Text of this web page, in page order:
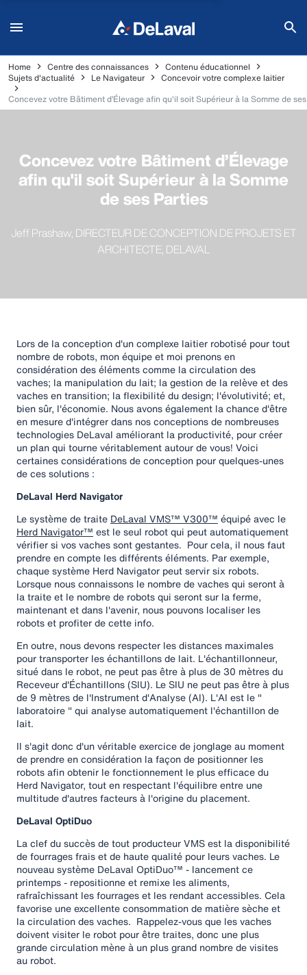
Home Centre des connaissances
Contenu éducationnel
Sujets d'actualité
Le Navigateur
Concevoir votre complexe laitier
Concevez votre Bâtiment d’Élevage afin qu'il soit Supérieur à la Somme de
Concevez votre Bâtiment d’Élevage
afin qu'il soit Supérieur à la Somme
de ses Parties
Jeff Prashaw, DIRECTEUR DE CONCEPTION DE PROJETS ET
ARCHITECTE, DELAVAL
Lors de la conception d'un complexe laitier robotisé pour tout
nombre de robots, mon équipe et moi prenons en
considération des éléments comme la circulation des
vaches; la manipulation du lait; la gestion de la relève et des
vaches en transition; la flexibilité du design; l'évolutivité; et,
bien sûr, l'économie. Nous avons également la chance d'être
en mesure d'intégrer dans nos conceptions de nombreuses
technologies DeLaval améliorant la productivité, pour créer
un plan qui tourne véritablement autour de vous! Voici
certaines considérations de conception pour quelques-unes
de ces solutions :
DeLaval Herd Navigator
Le système de traite DeLaval VMS™ V300™ équipé avec le
Herd Navigator™ est le seul robot qui peut automatiquement
vérifier si vos vaches sont gestantes. Pour cela, il nous faut
prendre en compte les différents éléments. Par exemple,
chaque système Herd Navigator peut servir six robots.
Lorsque nous connaissons le nombre de vaches qui seront à
la traite et le nombre de robots qui seront sur la ferme,
maintenant et dans l'avenir, nous pouvons localiser les
robots et profiter de cette info.
En outre, nous devons respecter les distances maximales
pour transporter les échantillons de lait. L'échantillonneur,
situé dans le robot, ne peut pas être à plus de 30 mètres du
Receveur d'Échantillons (SIU). Le SIU ne peut pas être à plus
de 9 mètres de l'Instrument d'Analyse (AI). L'AI est le "
laboratoire " qui analyse automatiquement l'échantillon de
lait.
Il s'agit donc d'un véritable exercice de jonglage au moment
de prendre en considération la façon de positionner les
robots afin obtenir le fonctionnement le plus efficace du
Herd Navigator, tout en respectant l'équilibre entre une
multitude d'autres facteurs à l'origine du placement.
DeLaval OptiDuo
La clef du succès de tout producteur VMS est la disponibilité
de fourrages frais et de haute qualité pour leurs vaches. Le
nouveau système DeLaval OptiDuo™ - lancement ce
printemps - repositionne et remixe les aliments,
rafraîchissant les fourrages et les rendant accessibles. Cela
favorise une excellente consommation de matière sèche et
la circulation des vaches. Rappelez-vous que les vaches
doivent visiter le robot pour être traites, donc une plus
grande circulation mène à un plus grand nombre de visites
au robot.